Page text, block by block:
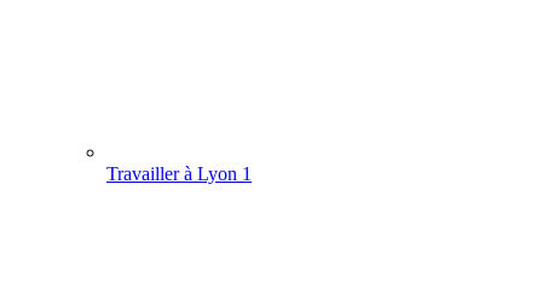
Travailler à Lyon 1